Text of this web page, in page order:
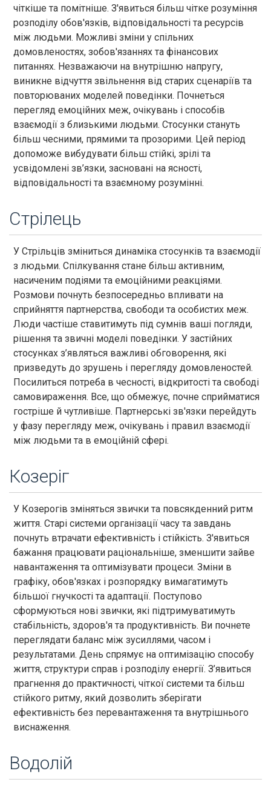
чіткіше та помітніше. З'явиться більш чітке розуміння
розподілу обов'язків, відповідальності та ресурсів
між людьми. Можливі зміни у спільних
домовленостях, зобов'язаннях та фінансових
питаннях. Незважаючи на внутрішню напругу,
виникне відчуття звільнення від старих сценаріїв та
повторюваних моделей поведінки. Почнеться
перегляд емоційних меж, очікувань і способів
взаємодії з близькими людьми. Стосунки стануть
більш чесними, прямими та прозорими. Цей період
допоможе вибудувати більш стійкі, зрілі та
усвідомлені зв’язки, засновані на ясності,
відповідальності та взаємному розумінні.
Стрілець
У Стрільців зміниться динаміка стосунків та взаємодії
з людьми. Спілкування стане більш активним,
насиченим подіями та емоційними реакціями.
Розмови почнуть безпосередньо впливати на
сприйняття партнерства, свободи та особистих меж.
Люди частіше ставитимуть під сумнів ваші погляди,
рішення та звичні моделі поведінки. У застійних
стосунках з’являться важливі обговорення, які
призведуть до зрушень і перегляду домовленостей.
Посилиться потреба в чесності, відкритості та свободі
самовираження. Все, що обмежує, почне сприйматися
гостріше й чутливіше. Партнерські зв'язки перейдуть
у фазу перегляду меж, очікувань і правил взаємодії
між людьми та в емоційній сфері.
Козеріг
У Козерогів зміняться звички та повсякденний ритм
життя. Старі системи організації часу та завдань
почнуть втрачати ефективність і стійкість. З'явиться
бажання працювати раціональніше, зменшити зайве
навантаження та оптимізувати процеси. Зміни в
графіку, обов'язках і розпорядку вимагатимуть
більшої гнучкості та адаптації. Поступово
сформуються нові звички, які підтримуватимуть
стабільність, здоров'я та продуктивність. Ви почнете
переглядати баланс між зусиллями, часом і
результатами. День спрямує на оптимізацію способу
життя, структури справ і розподілу енергії. З’явиться
прагнення до практичності, чіткої системи та більш
стійкого ритму, який дозволить зберігати
ефективність без перевантаження та внутрішнього
виснаження.
Водолій